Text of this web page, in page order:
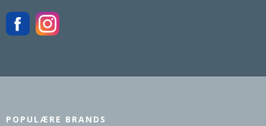
POPULÆRE BRANDS